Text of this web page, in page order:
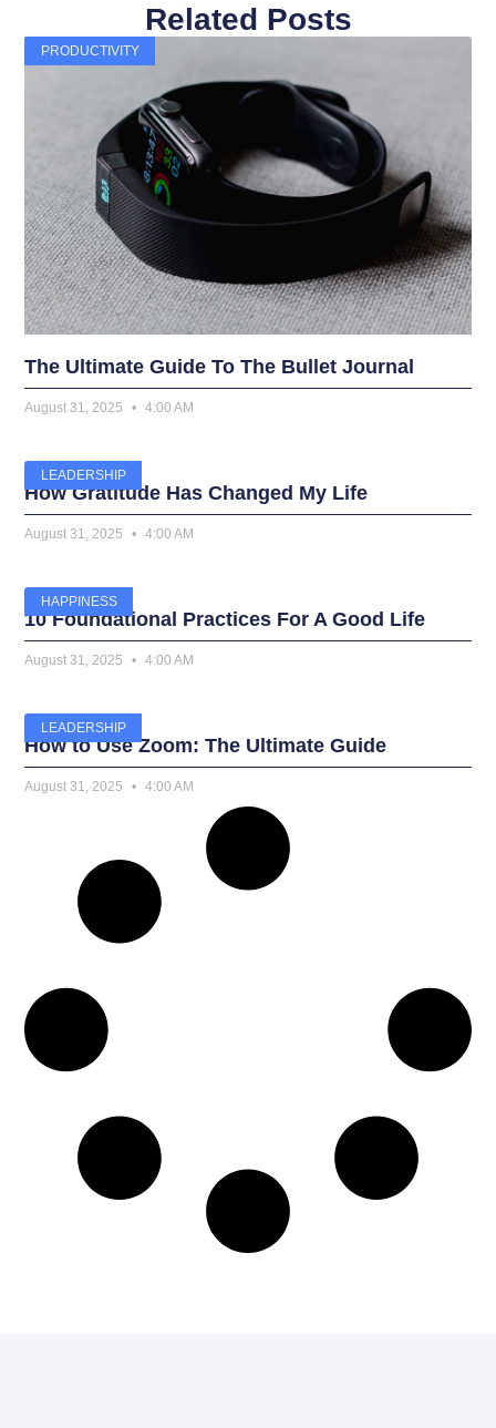
Related Posts
PRODUCTIVITY
The Ultimate Guide To The Bullet Journal
August 31, 2025 4:00 AM
LEADERSHIP
How Gratitude Has Changed My Life
August 31, 2025 4:00 AM
HAPPINESS
10 Foundational Practices For A Good Life
August 31, 2025 4:00 AM
LEADERSHIP
How to Use Zoom: The Ultimate Guide
August 31, 2025 4:00 AM